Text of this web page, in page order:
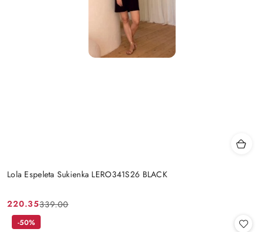
Lola Espeleta Sukienka LERO341S26 BLACK
Cena
promocyjna:
220.35
Cena
przed
339.00
-50%